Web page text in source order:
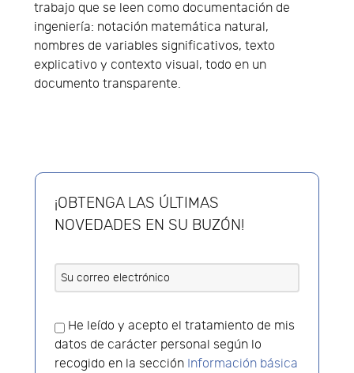
trabajo que se leen como documentación de
ingeniería: notación matemática natural,
nombres de variables significativos, texto
explicativo y contexto visual, todo en un
documento transparente.
¡OBTENGA LAS ÚLTIMAS
NOVEDADES EN SU BUZÓN!
He leído y acepto el tratamiento de mis
datos de carácter personal según lo
recogido en la sección Información básica